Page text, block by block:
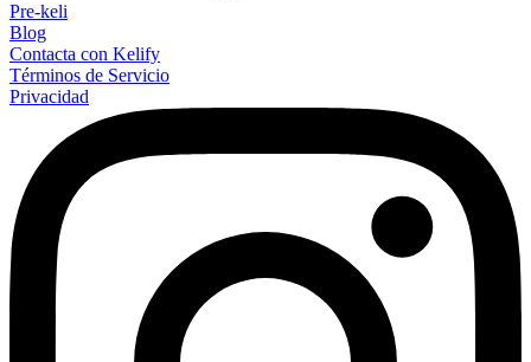
Pre-keli
Blog
Contacta con Kelify
Términos de Servicio
Privacidad